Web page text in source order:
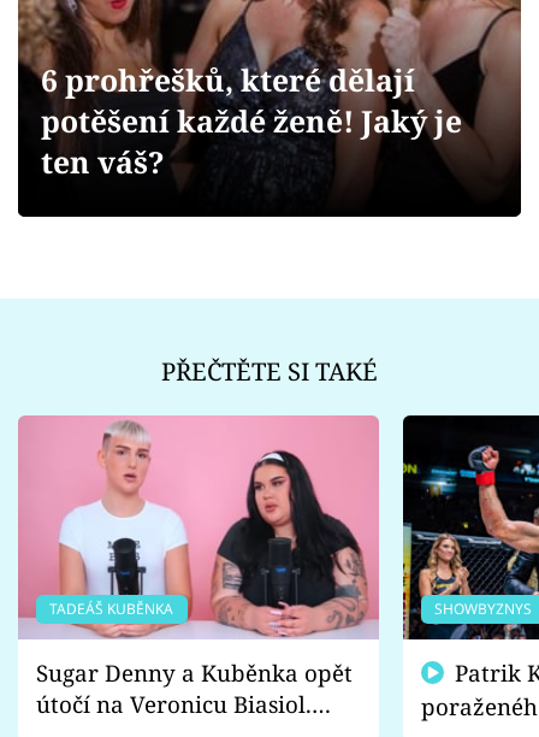
Videa
Sledujte prima+
6 prohřešků, které dělají
potěšení každé ženě! Jaký je
ten váš?
PŘEČTĚTE SI TAKÉ
TADEÁŠ KUBĚNKA
Sugar Denny a Kuběnka opět
útočí na Veronicu Biasiol.
SHOWBYZNYS